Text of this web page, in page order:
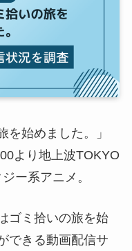
を始めました。」
より地上波TOKYO
ー系アニメ。
ゴミ拾いの旅を始
できる動画配信サ